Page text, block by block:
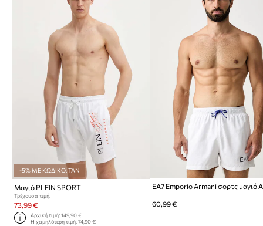
-5% ΜΕ ΚΩΔΙΚΟ: TAN
Μαγιό PLEIN SPORT
Τρέχουσα τιμή:
73,99 €
Αρχική τιμή:149,90 €
Η χαμηλότερη τιμή:74,90 €
60,99 €